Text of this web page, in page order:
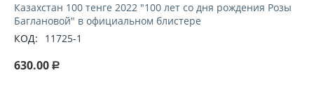
Казахстан 100 тенге 2022 "100 лет со дня рождения Розы
Баглановой" в официальном блистере
КОД:
11725-1
630.00 Р